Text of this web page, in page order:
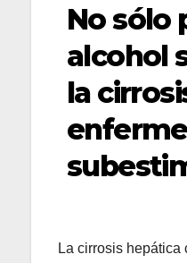
No sólo
alcohol
la
La cirrosis